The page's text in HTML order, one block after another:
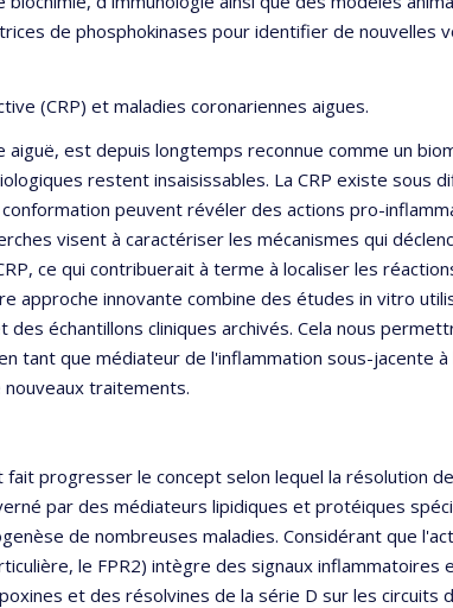
de phosphokinases pour identifier de nouvelles
(CRP) et maladies coronariennes aigues.
est depuis longtemps reconnue comme un
restent insaisissables. La CRP existe sous
peuvent révéler des actions pro-
visent à caractériser les mécanismes qui
ce qui contribuerait à terme à localiser les
approche innovante combine des études in vitro
des échantillons cliniques archivés. Cela nous
tant que médiateur de l'inflammation sous-jacente à
traitements.
progresser le concept selon lequel la résolution de
par des médiateurs lipidiques et protéiques
de nombreuses maladies. Considérant que
le FPR2) intègre des signaux inflammatoires
et des résolvines de la série D sur les circuits